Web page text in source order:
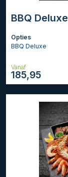
BBQ Deluxe
Opties
BBQ Deluxe
Vanaf
185,95